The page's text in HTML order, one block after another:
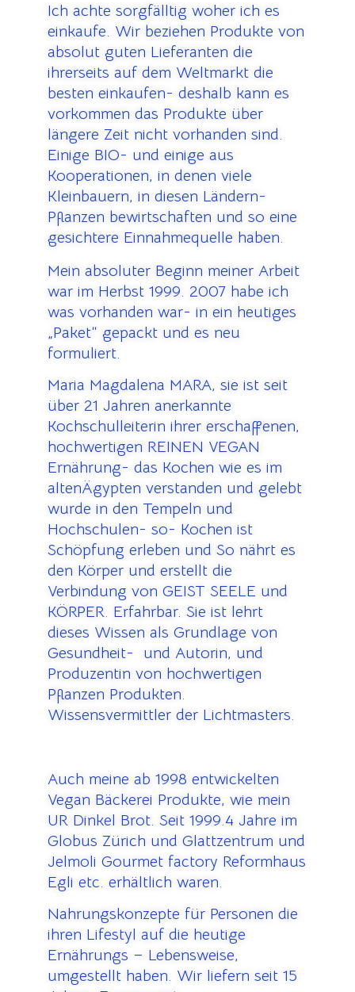
Ich achte sorgfälltig woher ich es
einkaufe. Wir beziehen Produkte von
absolut guten Lieferanten die
ihrerseits auf dem Weltmarkt die
besten einkaufen- deshalb kann es
vorkommen das Produkte über
längere Zeit nicht vorhanden sind.
Einige BIO- und einige aus
Kooperationen, in denen viele
Kleinbauern, in diesen Ländern-
Pflanzen bewirtschaften und so eine
gesichtere Einnahmequelle haben.
Mein absoluter Beginn meiner Arbeit
war im Herbst 1999. 2007 habe ich
was vorhanden war- in ein heutiges
„Paket“ gepackt und es neu
formuliert.
Maria Magdalena MARA, sie ist seit
über 21 Jahren anerkannte
Kochschulleiterin ihrer erschaffenen,
hochwertigen REINEN VEGAN
Ernährung- das Kochen wie es im
altenÄgypten verstanden und gelebt
wurde in den Tempeln und
Hochschulen- so- Kochen ist
Schöpfung erleben und So nährt es
den Körper und erstellt die
Verbindung von GEIST SEELE und
KÖRPER. Erfahrbar. Sie ist lehrt
dieses Wissen als Grundlage von
Gesundheit- und Autorin, und
Produzentin von hochwertigen
Pflanzen Produkten.
Wissensvermittler der Lichtmasters.
Auch meine ab 1998 entwickelten
Vegan Bäckerei Produkte, wie mein
UR Dinkel Brot. Seit 1999.4 Jahre im
Globus Zürich und Glattzentrum und
Jelmoli Gourmet factory Reformhaus
Egli etc. erhältlich waren.
Nahrungskonzepte für Personen die
ihren Lifestyl auf die heutige
Ernährungs – Lebensweise,
umgestellt haben. Wir liefern seit 15